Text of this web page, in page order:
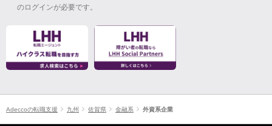
のログインが必要です。
Adeccoの転職支援 九州 佐賀県 金融系 外資系企業